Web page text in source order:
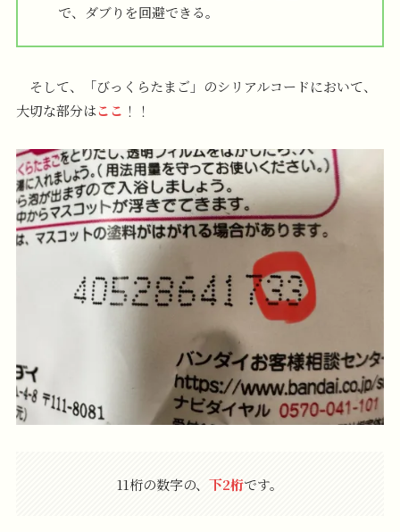
で、ダブりを回避できる。
そして、「びっくらたまご」のシリアルコードにおいて、
大切な部分はここ ！！
11桁の数字の、 下2桁です。